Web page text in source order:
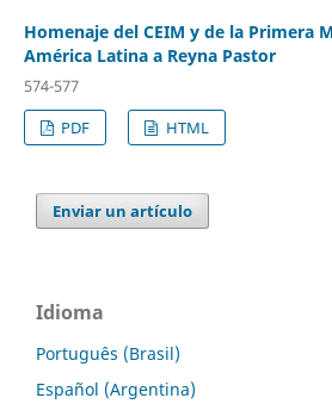
Homenaje del CEIM y de la Primera
América Latina a Reyna Pastor
574-577
PDF
HTML
Enviar un artículo
Idioma
Português (Brasil)
Español (Argentina)